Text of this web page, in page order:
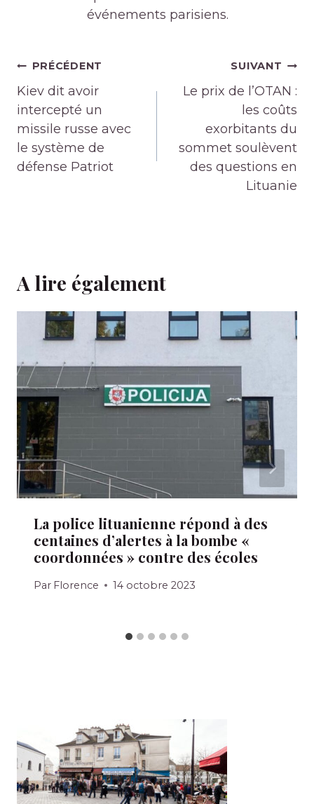
événements parisiens.
Navigation
de
l’article
PRÉCÉDENT
Kiev dit avoir
intercepté un
missile russe avec
le système de
défense Patriot
SUIVANT
Le prix de l’OTAN :
les coûts
exorbitants du
sommet soulèvent
des questions en
Lituanie
A lire également
La police lituanienne répond à des
centaines d’alertes à la bombe «
coordonnées » contre des écoles
Par Florence 14 octobre 2023